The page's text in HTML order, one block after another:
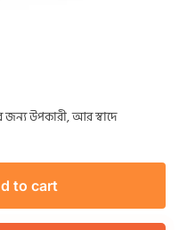
জন্য উপকারী, আর স্বাদে
to cart